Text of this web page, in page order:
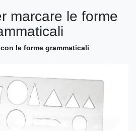
marcare le forme
le forme grammaticali